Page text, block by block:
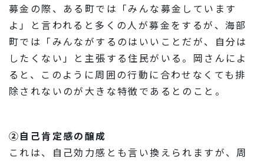
募金の際、ある町では「みんな募金しています
よ」と言われると多くの人が募金をするが、海部
町では「みんながするのはいいことだが、自分は
したくない」と主張する住民がいる。岡さんによ
ると、このように周囲の行動に合わせなくても排
除されないのが大きな特徴であるとのこと。
②自己肯定感の醸成
これは、自己効力感とも言い換えられますが、周